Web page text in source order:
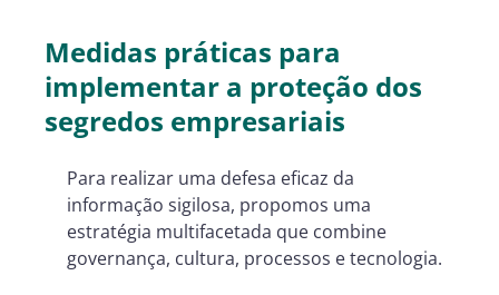
Medidas práticas para
implementar a proteção dos
segredos empresariais
Para realizar uma defesa eficaz da
informação sigilosa, propomos uma
estratégia multifacetada que combine
governança, cultura, processos e tecnologia.